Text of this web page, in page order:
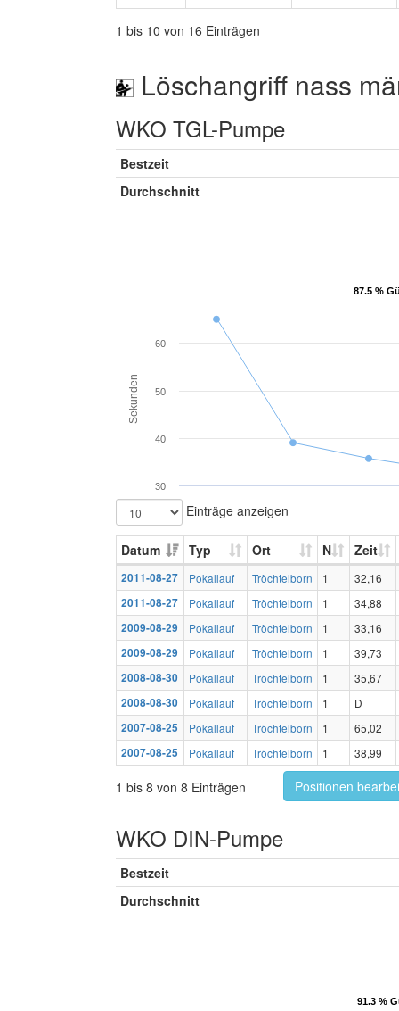
1 bis 10 von 16 Einträgen
Löschangriff nass
WKO TGL-Pumpe
Bestzeit
Durchschnitt
87.5 %
87.5 %
Sekunden
30
40
50
60
Einträge anzeigen
Datum Typ Ort N Zeit
2011-08-27 Pokallauf Tröchtelborn 1
32,16
2011-08-27
Pokallauf Tröchtelborn 1
34,88
2009-08-29
Pokallauf Tröchtelborn 1
33,16
2009-08-29
Pokallauf Tröchtelborn 1
39,73
2008-08-30
Pokallauf Tröchtelborn 1
35,67
2008-08-30
Pokallauf Tröchtelborn 1
D
2007-08-25
Pokallauf Tröchtelborn 1
65,02
2007-08-25
Pokallauf Tröchtelborn 1 38,99
1 bis 8 von 8 Einträgen Positionen
WKO DIN-Pumpe
Bestzeit
Durchschnitt
91.3 %
91.3 %